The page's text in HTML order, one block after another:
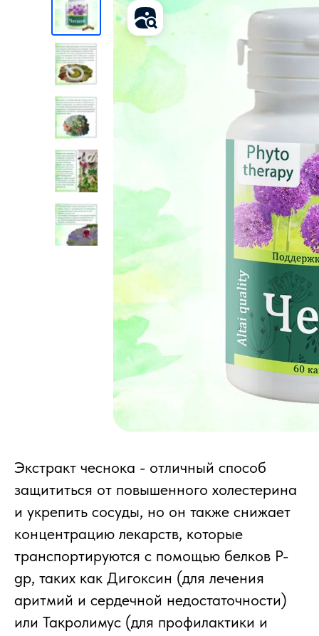
Экстракт чеснока - отличный способ
защититься от повышенного холестерина
и укрепить сосуды, но он также снижает
концентрацию лекарств, которые
транспортируются с помощью белков P-
gp, таких как Дигоксин (для лечения
аритмий и сердечной недостаточности)
или Такролимус (для профилактики и